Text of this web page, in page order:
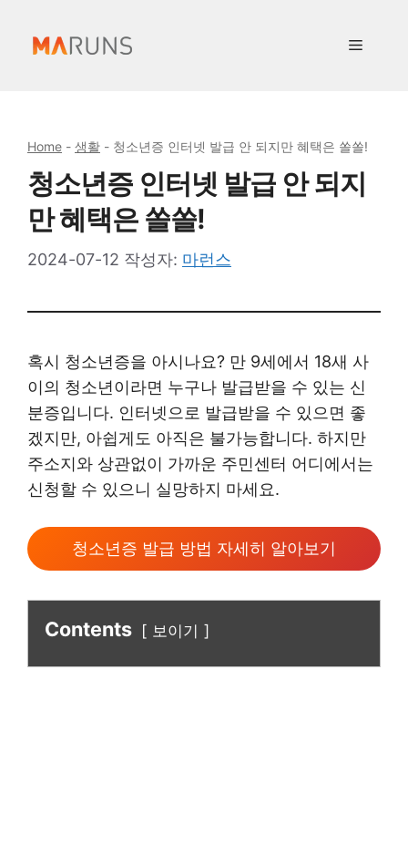
메
Home - 생활 - 청소년증 인터넷 발급 안 되지만 혜택은 쏠쏠!
청소년증 인터넷 발급 안 되지
만 혜택은 쏠쏠!
2024-07-12 작성자: 마런스
혹시 청소년증을 아시나요? 만 9세에서 18새 사
이의 청소년이라면 누구나 발급받을 수 있는 신
분증입니다. 인터넷으로 발급받을 수 있으면 좋
겠지만, 아쉽게도 아직은 불가능합니다. 하지만
주소지와 상관없이 가까운 주민센터 어디에서는
신청할 수 있으니 실망하지 마세요.
청소년증 발급 방법 자세히 알아보기
Contents 보이기